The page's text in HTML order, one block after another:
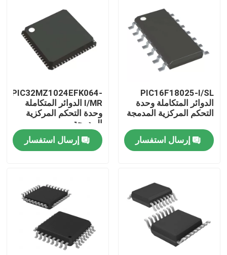
أشرطة فيديو
معلومات عنا
جولة في المعمل
رقابة جودة
اتصل بنا
اطلب اقتباس
رقائق الدوائر المتكاملة
ذاكرة فلاش IC رقاقة
PIC16F18025-I/SL
الدوائر المتكاملة وحدة
التحكم المركزية المدمجة
إرسال استفسار
PIC32MZ1024EFK064-
I/MR الدوائر المتكاملة
وحدة التحكم المركزية
المدمجة
إرسال استفسار